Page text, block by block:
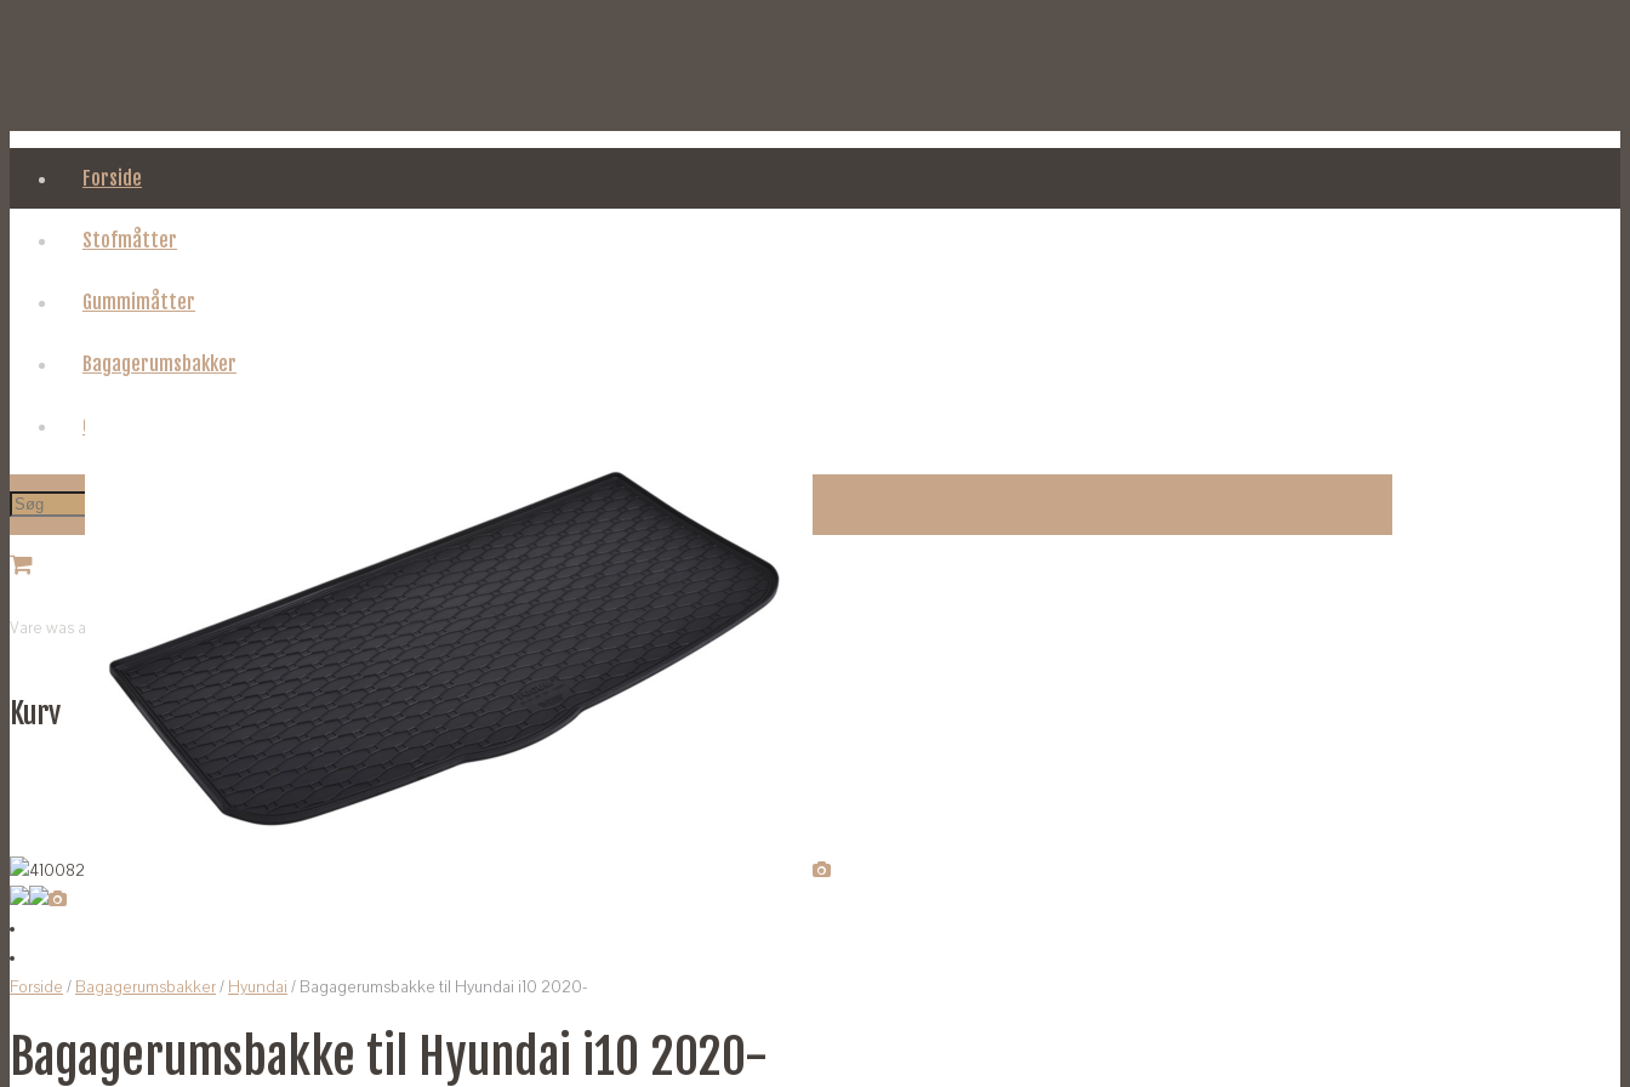
Forside
Stofmåtter
Gummimåtter
Bagagerumsbakker
Om Tages.dk
Vare was added to your cart
Kurv
Forside / Bagagerumsbakker/ Hyundai / Bagagerumsbakke til Hyundai i10 2020-
Bagagerumsbakke til Hyundai i10 2020-